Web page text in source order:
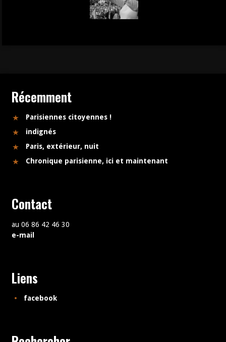
Récemment
Parisiennes citoyennes !
indignés
Paris, extérieur, nuit
Chronique parisienne, ici et maintenant
Contact
au 06 86 42 46 30
e-mail
Liens
facebook